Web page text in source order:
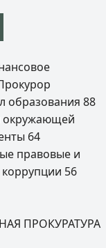
образования88
окружающей
64
правовые и
56
ПРОКУРАТУРА